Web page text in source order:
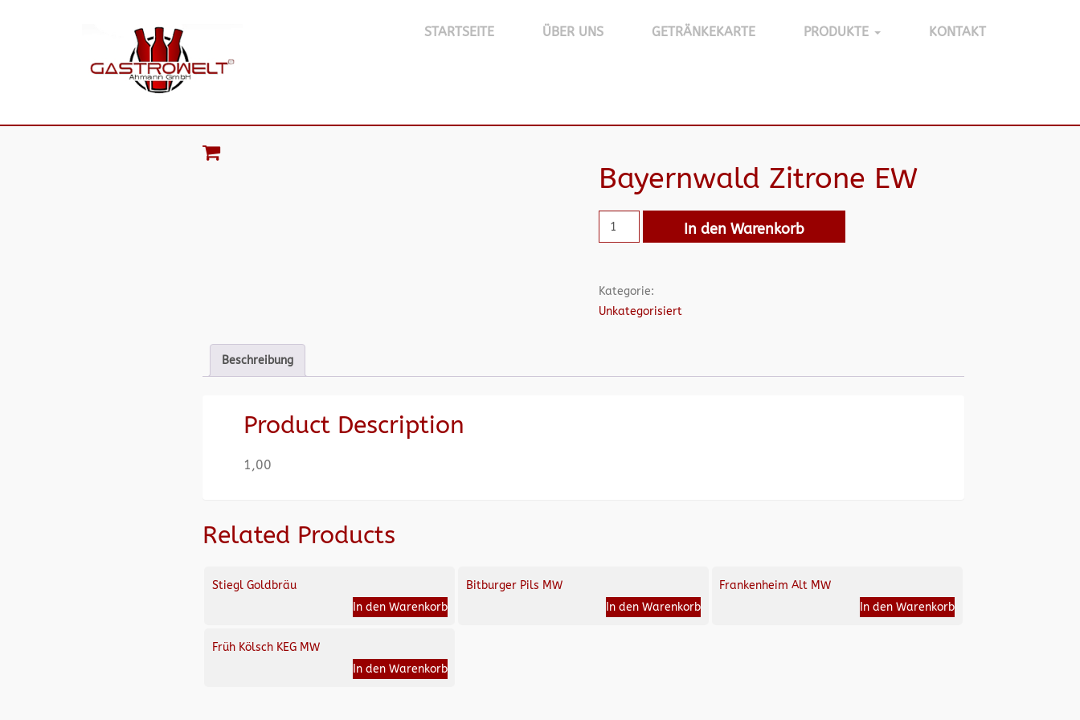
STARTSEITE ÜBER UNS GETRÄNKEKARTE PRODUKTE KONTAKT
Bayernwald Zitrone EW
In den Warenkorb
Kategorie:
Unkategorisiert
Beschreibung
Product Description
1,00
Related Products
Stiegl Goldbräu
In den Warenkorb
Bitburger Pils MW
In den Warenkorb
Frankenheim Alt MW
In den Warenkorb
Früh Kölsch KEG MW
In den Warenkorb